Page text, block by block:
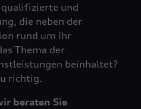
qualifizierte und
die neben der
rund um Ihr
Thema der
beinhaltet?
richtig.
beraten Sie